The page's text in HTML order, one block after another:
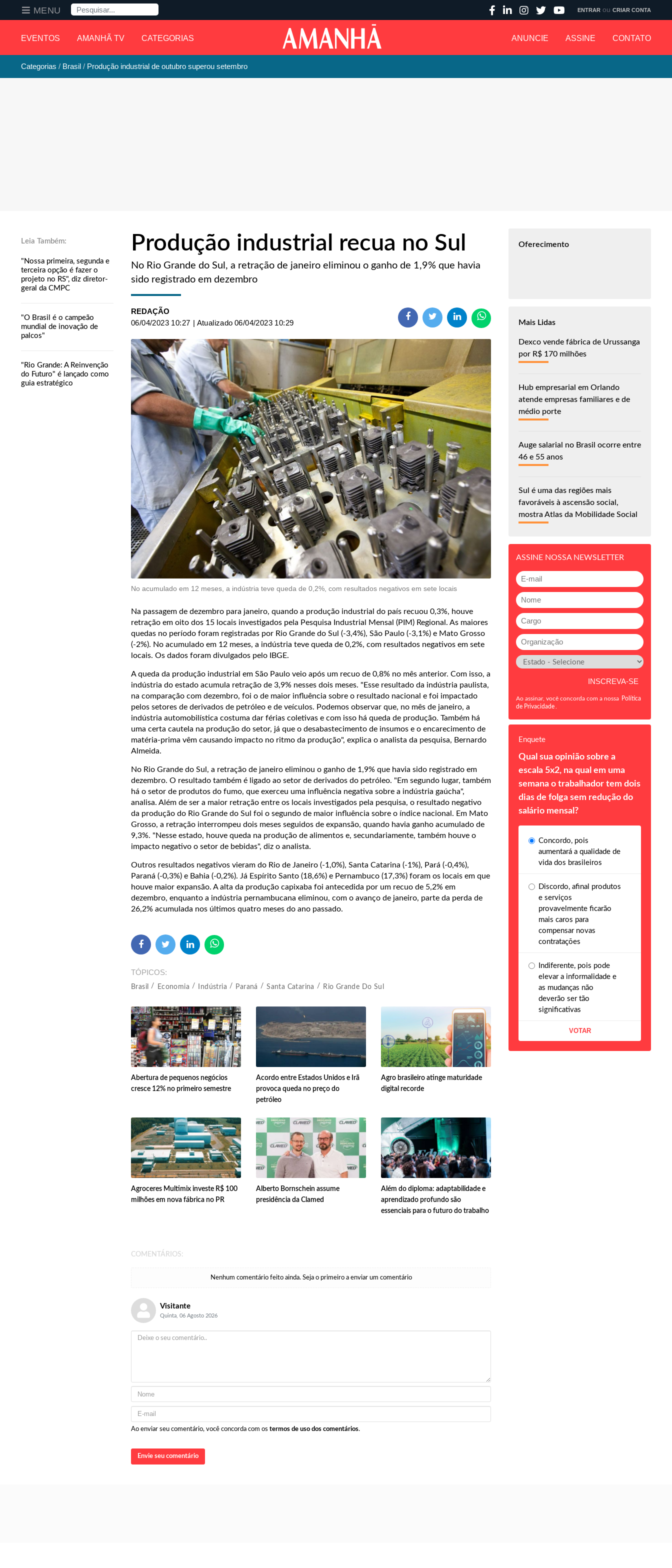
EVENTOS AMANHÃ TV CATEGORIAS ANUNCIE ASSINE CONTATO
MENU Pesquisa ENTRAR ou CRIAR CONTA
Categorias Brasil Produção industrial de outubro superou setembro
"Nossa primeira, segunda e
terceira opção é fazer o
projeto no RS", diz diretor-
geral da CMPC
"O Brasil é o campeão
mundial de inovação de
palcos"
"Rio Grande: A Reinvenção
do Futuro" é lançado como
guia estratégico
Produção industrial recua no Sul
No Rio Grande do Sul, a retração de janeiro eliminou o ganho de 1,9% que havia
sido registrado em dezembro
REDAÇÃO
06/04/2023 10:27 | Atualizado 06/04/2023 10:29
No acumulado em 12 meses, a indústria teve queda de 0,2%, com resultados negativos em sete locais
Na passagem de dezembro para janeiro, quando a produção industrial do país recuou 0,3%, houve
retração em oito dos 15 locais investigados pela Pesquisa Industrial Mensal (PIM) Regional. As maiores
quedas no período foram registradas por Rio Grande do Sul (-3,4%), São Paulo (-3,1%) e Mato Grosso
(-2%). No acumulado em 12 meses, a indústria teve queda de 0,2%, com resultados negativos em sete
locais. Os dados foram divulgados pelo IBGE.
A queda da produção industrial em São Paulo veio após um recuo de 0,8% no mês anterior. Com isso, a
indústria do estado acumula retração de 3,9% nesses dois meses. "Esse resultado da indústria paulista,
na comparação com dezembro, foi o de maior influência sobre o resultado nacional e foi impactado
pelos setores de derivados de petróleo e de veículos. Podemos observar que, no mês de janeiro, a
indústria automobilística costuma dar férias coletivas e com isso há queda de produção. Também há
uma certa cautela na produção do setor, já que o desabastecimento de insumos e o encarecimento de
matéria-prima vêm causando impacto no ritmo da produção", explica o analista da pesquisa, Bernardo
Almeida.
No Rio Grande do Sul, a retração de janeiro eliminou o ganho de 1,9% que havia sido registrado em
dezembro. O resultado também é ligado ao setor de derivados do petróleo. "Em segundo lugar, também
há o setor de produtos do fumo, que exerceu uma influência negativa sobre a indústria gaúcha",
analisa. Além de ser a maior retração entre os locais investigados pela pesquisa, o resultado negativo
da produção do Rio Grande do Sul foi o segundo de maior influência sobre o índice nacional. Em Mato
Grosso, a retração interrompeu dois meses seguidos de expansão, quando havia ganho acumulado de
9,3%. "Nesse estado, houve queda na produção de alimentos e, secundariamente, também houve o
impacto negativo o setor de bebidas", diz o analista.
Outros resultados negativos vieram do Rio de Janeiro (-1,0%), Santa Catarina (-1%), Pará (-0,4%),
Paraná (-0,3%) e Bahia (-0,2%). Já Espírito Santo (18,6%) e Pernambuco (17,3%) foram os locais em que
houve maior expansão. A alta da produção capixaba foi antecedida por um recuo de 5,2% em
dezembro, enquanto a indústria pernambucana eliminou, com o avanço de janeiro, parte da perda de
26,2% acumulada nos últimos quatro meses do ano passado.
TÓPICOS
Brasil Economia Indústria Paraná Santa Catarina Rio Grande Do Sul
Abertura de pequenos negócios
cresce 12% no primeiro semestre
Acordo entre Estados Unidos e Irã
provoca queda no preço do
petróleo
Agro brasileiro atinge maturidade
digital recorde
Agroceres Multimix investe R$ 100
milhões em nova fábrica no PR
Alberto Bornschein assume
presidência da Clamed
Além do diploma: adaptabilidade e
aprendizado profundo são
essenciais para o futuro do trabalho
COMENTÁRIOS:
Nenhum comentário feito ainda. Seja o primeiro a enviar um comentário
Visitante
Quinta, 06 Agosto 2026
Ao enviar seu comentário, você concorda com os termos de uso dos comentários.
Envie seu comentário
Oferecimento
Mais Lidas
Dexco vende fábrica de Urussanga
por R$ 170 milhões
Hub empresarial em Orlando
atende empresas familiares e de
médio porte
Auge salarial no Brasil ocorre entre
46 e 55 anos
Sul é uma das regiões mais
favoráveis à ascensão social,
mostra Atlas da Mobilidade Social
ASSINE NOSSA NEWSLETTER
Ao assinar, você concorda com a nossa Política
de Privacidade
Enquete
Qual sua opinião sobre a
escala 5x2, na qual em uma
semana o trabalhador tem dois
dias de folga sem redução do
salário mensal?
Concordo, pois
aumentará a qualidade de
vida dos brasileiros
Discordo, afinal produtos
e serviços
provavelmente ficarão
mais caros para
compensar novas
contratações
Indiferente, pois pode
elevar a informalidade e
as mudanças não
deverão ser tão
significativas